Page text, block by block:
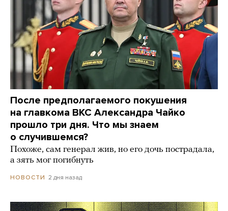
После предполагаемого покушения
на главкома ВКС Александра Чайко
прошло три дня. Что мы знаем
о случившемся?
Похоже, сам генерал жив, но его дочь пострадала,
а зять мог погибнуть
НОВОСТИ 2 дня назад